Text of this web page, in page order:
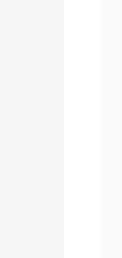
sichtbare
ten artykuł.